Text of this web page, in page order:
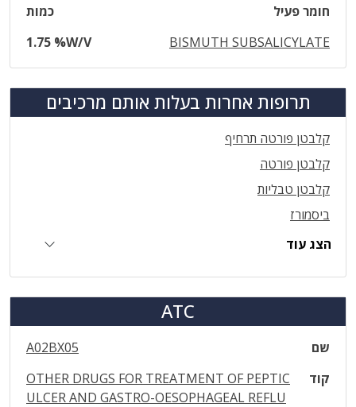
חומר פעיל
כמות
BISMUTH SUBSALICYLATE
1.75 %W/V
תרופות אחרות בעלות אותם מרכיבים
קלבטן פורטה תרחיף
קלבטן פורטה
קלבטן טבליות
ביסמורז
הצג עוד
ATC
שם
A02BX05
קוד
OTHER DRUGS FOR TREATMENT OF PEPTIC
ULCER AND GASTRO-OESOPHAGEAL REFLU